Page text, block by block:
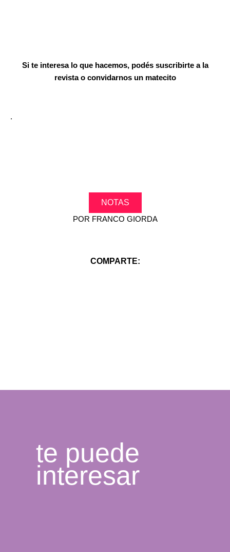
Si te interesa lo que hacemos, podés suscribirte a la
revista o convidarnos un matecito
.
NOTAS
POR FRANCO GIORDA
COMPARTE:
te puede
interesar